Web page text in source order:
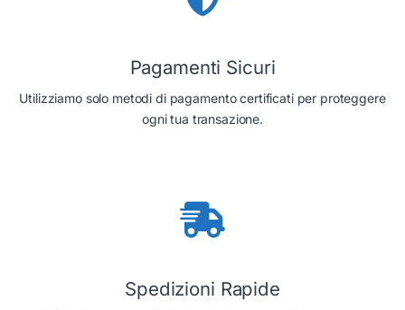
Pagamenti Sicuri
Utilizziamo solo metodi di pagamento certificati per proteggere
ogni tua transazione.
Spedizioni Rapide